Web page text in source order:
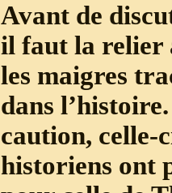
Avant de
il faut la relier
les maigres
dans
caution, celle-
historiens ont